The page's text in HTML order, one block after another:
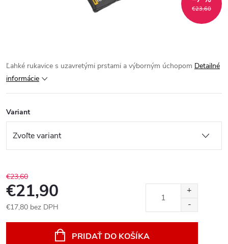
€23,60
Ľahké rukavice s uzavretými prstami a výborným úchopom Detailné
informácie
Variant
€23,60
€21,90
€17,80 bez DPH
PRIDAŤ DO KOŠÍKA